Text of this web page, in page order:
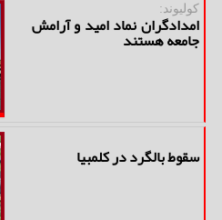
کولیوند:
امدادگران نماد امید و آرامش
جامعه هستند
سقوط بالگرد در کلمبیا